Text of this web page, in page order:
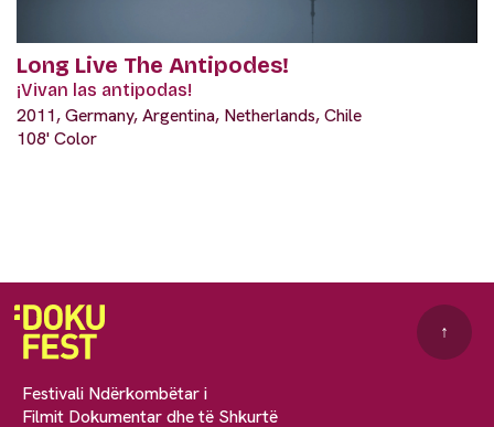
Long Live The Antipodes!
¡Vivan las antipodas!
2011, Germany, Argentina, Netherlands, Chile
108' Color
Festivali Ndërkombëtar i
Filmit Dokumentar dhe të Shkurtë
↑